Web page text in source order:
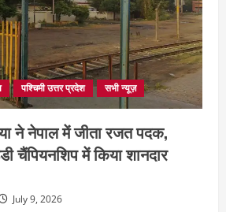
पश्चिमी उत्तर प्रदेश सभी न्यूज़
ने नेपाल में जीता रजत पदक,
चैंपियनशिप में किया शानदार
July 9, 2026